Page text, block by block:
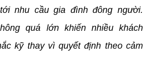
nhu cầu gia đình đông người.
quá lớn khiến nhiều khách
kỹ thay vì quyết định theo cảm